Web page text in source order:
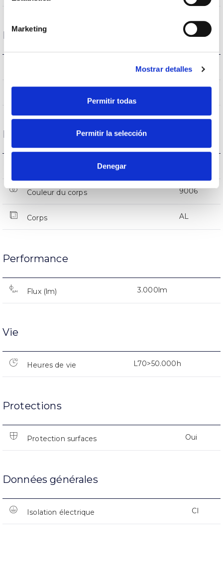
Marketing
Mostrar detalles
Permitir todas
Permitir la selección
Denegar
Données optiques
4.000K
Logement et finition
Indice d’étanchéité IP
Couleur du corps 9006
Corps AL
Performance
Flux (lm) 3.000lm
Vie
Heures de vie L70>50.000h
Protections
Protection surfaces Oui
Données générales
Isolation électrique CI